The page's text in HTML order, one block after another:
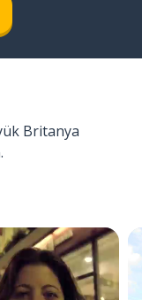
Britanya